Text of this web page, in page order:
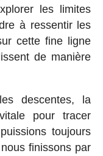
les limites
à ressentir les
cette fine ligne
de manière
descentes, la
pour tracer
toujours
finissons par